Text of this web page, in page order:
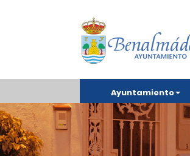
Ayuntamiento